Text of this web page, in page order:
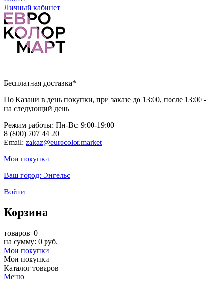
Личный кабинет
Бесплатная доставка*
По Казани в день покупки, при заказе до 13:00, после 13:00 -
на следующий день
Режим работы: Пн-Вc: 9:00-19:00
8 (800) 707 44 20
Email: zakaz@eurocolor.market
Мои покупки
Ваш город: Энгельс
Войти
Корзина
товаров: 0
на сумму: 0 руб.
Мои покупки
Мои покупки
Каталог товаров
Меню